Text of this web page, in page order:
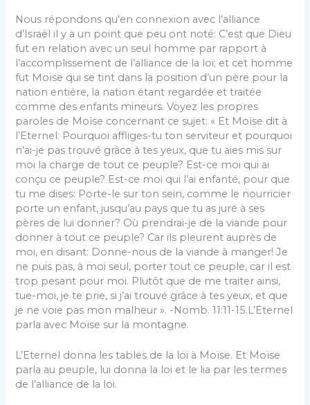
Nous répondons qu’en connexion avec l’alliance
d’Israël il y a un point que peu ont noté: C’est que Dieu
fut en relation avec un seul homme par rapport à
l’accomplissement de l’alliance de la loi; et cet homme
fut Moïse qui se tint dans la position d’un père pour la
nation entière, la nation étant regardée et traitée
comme des enfants mineurs. Voyez les propres
paroles de Moïse concernant ce sujet: « Et Moïse dit à
l’Eternel: Pourquoi affliges-tu ton serviteur et pourquoi
n’ai-je pas trouvé grâce à tes yeux, que tu aies mis sur
moi la charge de tout ce peuple? Est-ce moi qui ai
conçu ce peuple? Est-ce moi qui l’ai enfanté, pour que
tu me dises: Porte-le sur ton sein, comme le nourricier
porte un enfant, jusqu’au pays que tu as juré à ses
pères de lui donner? Où prendrai-je de la viande pour
donner à tout ce peuple? Car ils pleurent auprès de
moi, en disant: Donne-nous de la viande à manger! Je
ne puis pas, à moi seul, porter tout ce peuple, car il est
trop pesant pour moi. Plutôt que de me traiter ainsi,
tue-moi, je te prie, si j’ai trouvé grâce à tes yeux, et que
je ne voie pas mon malheur ». -Nomb. 11:11-15.L’Eternel
parla avec Moïse sur la montagne.
L’Eternel donna les tables de la loi à Moïse. Et Moïse
parla au peuple, lui donna la loi et le lia par les termes
de l’alliance de la loi.